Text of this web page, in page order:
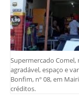
Supermercado
agradável, espaço e
Bonfim, nº 08, em
créditos.